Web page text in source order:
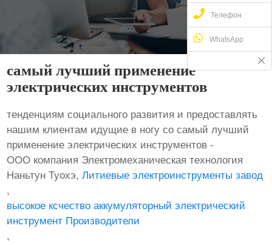
самый лучший применение
электрических инструментов
тенденциям социального развития и предоставлять
нашим клиентам идущие в ногу со самый лучший
применение электрических инструментов -
ООО компания Электромеханическая технология
Наньтун Туохэ,Литиевые электроинструменты завод
,
высокое ксчество аккумуляторный электрический
инструмент Производители
,
Телефон
WhatsApp